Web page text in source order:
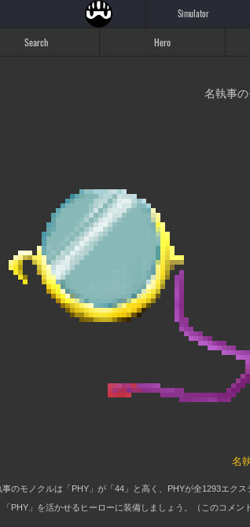
Simulator
Search Hero
名執事の
名
事のモノクルは「PHY」が「44」と高く、PHYが全1293エク
「PHY」を活かせるヒーローに装備しましょう。（このコメン